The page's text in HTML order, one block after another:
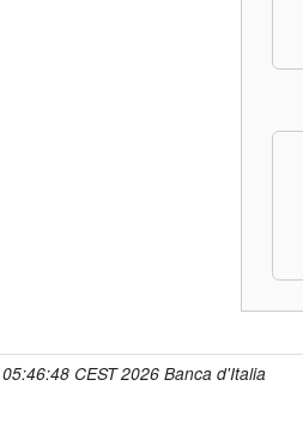
CEST 2026 Banca d'Italia